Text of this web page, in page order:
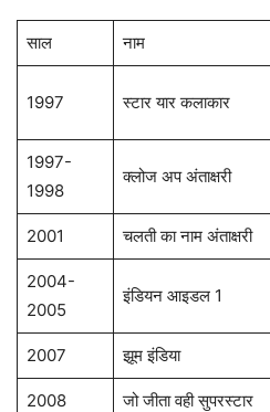
साल नाम
1997 स्टार यार कलाकार
1997-
1998
क्लोज अप अंताक्षरी
2001 चलती का नाम अंताक्षरी
2004-
2005
इंडियन आइडल 1
2007 झूम इंडिया
2008 जो जीता वही सुपरस्टार